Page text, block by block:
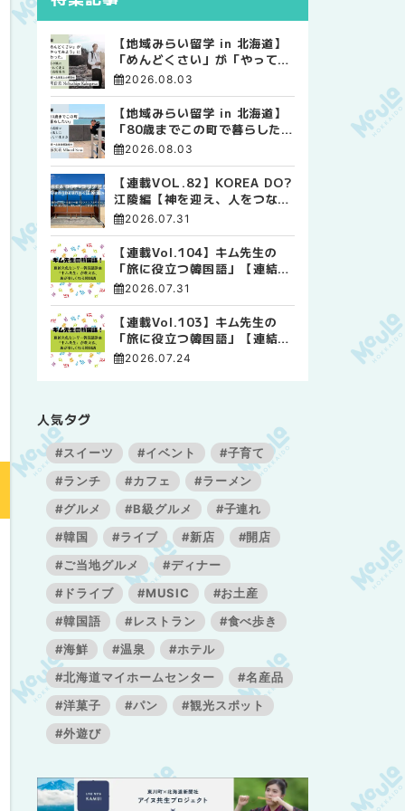
【地域みらい留学 in 北海道】
「めんどくさい」が「やってみ
よう」に変わった。 十勝の風
自由な高校生活
2026.08.03
【地域みらい留学 in 北海道】
「80歳までこの町で暮らした
い」 標津高校で踏み出した、
2026.08.03
【連載VOL.82】KOREA DO?
江陵編【神を迎え、人をつなぐ
時間 ― 江陵端午祭 】
2026.07.31
【連載Vol.104】キム先生の
「旅に役立つ韓国語」【連結語
尾について その4】
2026.07.31
【連載Vol.103】キム先生の
「旅に役立つ韓国語」【連結語
尾について その3】
2026.07.24
人気タグ
#スイーツ #イベント
#子育て
#ランチ
#カフェ
#ラーメン
#グルメ
#B級グルメ
#子連れ
#韓国
#ライブ #新店
#開店
#ご当地グルメ
#ディナー
#ドライブ
#MUSIC
#お土産
#韓国語
#レストラン
#食べ歩き
#海鮮
#温泉
#ホテル
#北海道マイホームセンター
#名産品
#洋菓子
#パン
#観光スポット
#外遊び